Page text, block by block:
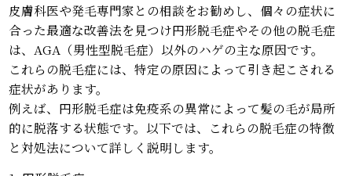
皮膚科医や発毛専門家との相談をお勧めし、個々の症状に
合った最適な改善法を見つけ円形脱毛症やその他の脱毛症
は、AGA（男性型脱毛症）以外のハゲの主な原因です。
これらの脱毛症には、特定の原因によって引き起こされる
症状があります。
例えば、円形脱毛症は免疫系の異常によって髪の毛が局所
的に脱落する状態です。以下では、これらの脱毛症の特徴
と対処法について詳しく説明します。